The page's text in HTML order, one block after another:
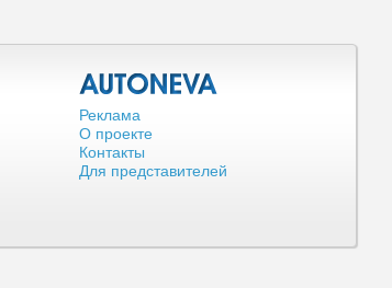
Реклама
О проекте
Контакты
Для представителей